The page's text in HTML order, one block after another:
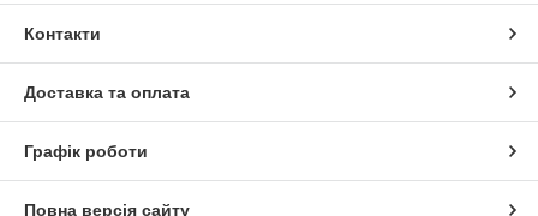
Контакти
Доставка та оплата
Графік роботи
Повна версія сайту